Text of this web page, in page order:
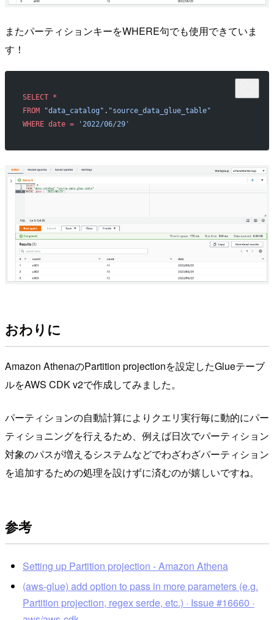
またパーティションキーをWHERE句でも使用できていま
す！
SELECT *
FROM "data_catalog" . "source_data_glue_table"
WHERE date = '2022/06/29'
おわりに
Amazon AthenaのPartition projectionを設定したGlueテーブ
ルをAWS CDK v2で作成してみました。
パーティションの自動計算によりクエリ実行毎に動的にパー
ティショニングを行えるため、例えば日次でパーティション
対象のパスが増えるシステムなどでわざわざパーティション
を追加するための処理を設けずに済むのが嬉しいですね。
参考
Setting up Partition projection - Amazon Athena
(aws-glue) add option to pass in more parameters (e.g.
Partition projection, regex serde, etc.) · Issue #16660 ·